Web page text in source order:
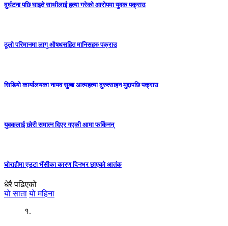
दुर्घटना पछि घाइते साथीलाई हत्या गरेको आरोपमा युवक पक्राउ
ठूलो परिमानमा लागु औषधसहित मानिसहरु पक्राउ
सिडियो कार्यालयका नायव सुब्बा आत्महत्या दुरुत्साहन मुद्दापछि पक्राउ
युवकलाई छोरी समात्न दिएर गएकी आमा फर्किनन्
घोराहीमा एउटा भैंसीका कारण दिनभर छाएको आतंक
धेरै पढिएको
यो साता यो महिना
१.